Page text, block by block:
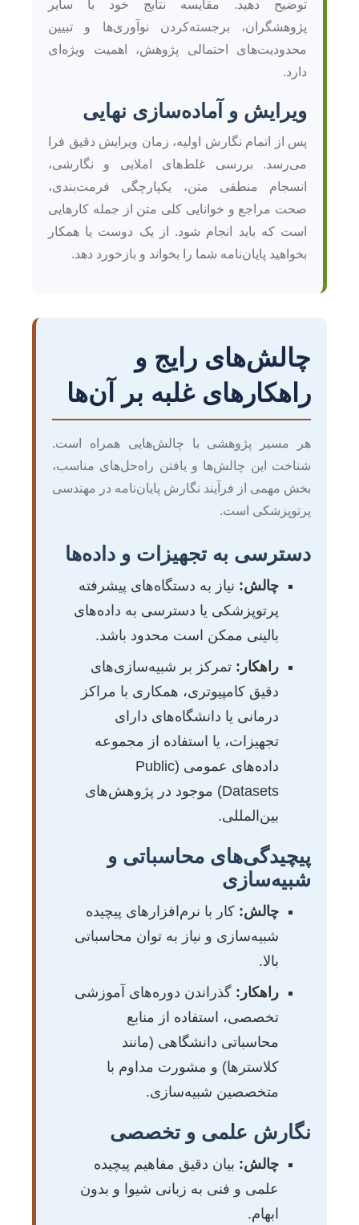
توضیح دهید. مقایسه نتایج خود با سایر
پژوهشگران، برجسته‌کردن نوآوری‌ها و تبیین
محدودیت‌های احتمالی پژوهش، اهمیت ویژه‌ای
دارد.
ویرایش و آماده‌سازی نهایی
پس از اتمام نگارش اولیه، زمان ویرایش دقیق فرا
می‌رسد. بررسی غلط‌های املایی و نگارشی،
انسجام منطقی متن، یکپارچگی فرمت‌بندی،
صحت مراجع و خوانایی کلی متن از جمله کارهایی
است که باید انجام شود. از یک دوست یا همکار
بخواهید پایان‌نامه شما را بخواند و بازخورد دهد.
چالش‌های رایج و
راهکارهای غلبه بر آن‌ها
هر مسیر پژوهشی با چالش‌هایی همراه است.
شناخت این چالش‌ها و یافتن راه‌حل‌های مناسب،
بخش مهمی از فرآیند نگارش پایان‌نامه در مهندسی
پرتوپزشکی است.
دسترسی به تجهیزات و داده‌ها
چالش: نیاز به دستگاه‌های پیشرفته
پرتوپزشکی یا دسترسی به داده‌های
بالینی ممکن است محدود باشد.
راهکار: تمرکز بر شبیه‌سازی‌های
دقیق کامپیوتری، همکاری با مراکز
درمانی یا دانشگاه‌های دارای
تجهیزات، یا استفاده از مجموعه‌
داده‌های عمومی (Public
Datasets) موجود در پژوهش‌های
بین‌المللی.
پیچیدگی‌های محاسباتی و
شبیه‌سازی
چالش: کار با نرم‌افزارهای پیچیده
شبیه‌سازی و نیاز به توان محاسباتی
بالا.
راهکار: گذراندن دوره‌های آموزشی
تخصصی، استفاده از منابع
محاسباتی دانشگاهی (مانند
کلاسترها) و مشورت مداوم با
متخصصین شبیه‌سازی.
نگارش علمی و تخصصی
چالش: بیان دقیق مفاهیم پیچیده
علمی و فنی به زبانی شیوا و بدون
ابهام.